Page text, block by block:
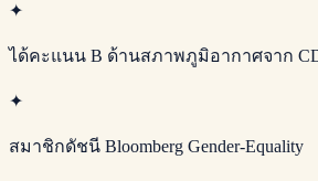
✦
ได้คะแนน B ด้านสภาพภูมิอากาศจาก
✦
สมาชิกดัชนี Bloomberg Gender-Equality